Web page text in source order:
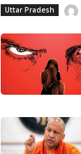
Uttar Pradesh